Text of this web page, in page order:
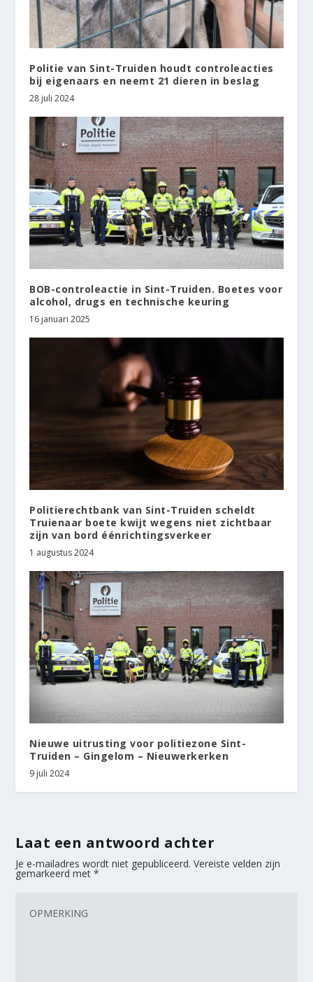
Politie van Sint-Truiden houdt controleacties
bij eigenaars en neemt 21 dieren in beslag
28 juli 2024
BOB-controleactie in Sint-Truiden. Boetes voor
alcohol, drugs en technische keuring
16 januari 2025
Politierechtbank van Sint-Truiden scheldt
Truienaar boete kwijt wegens niet zichtbaar
zijn van bord éénrichtingsverkeer
1 augustus 2024
Nieuwe uitrusting voor politiezone Sint-
Truiden – Gingelom – Nieuwerkerken
9 juli 2024
Laat een antwoord achter
Je e-mailadres wordt niet gepubliceerd. Vereiste velden zijn
gemarkeerd met*